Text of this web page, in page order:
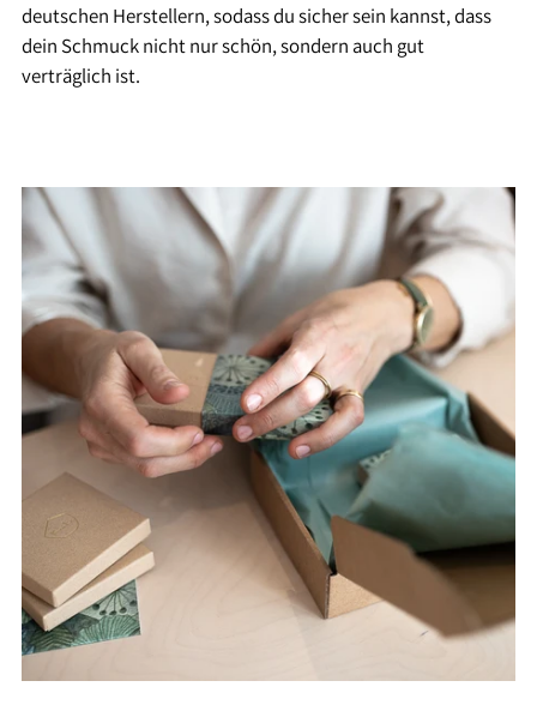
deutschen Herstellern, sodass du sicher sein kannst, dass
dein Schmuck nicht nur schön, sondern auch gut
verträglich ist.